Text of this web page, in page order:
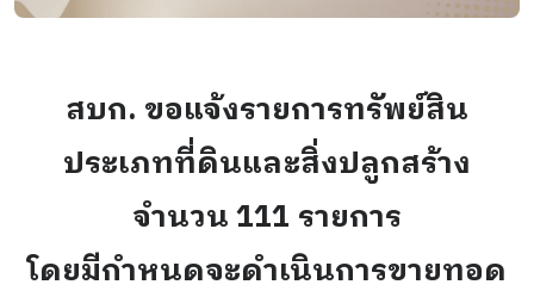
สบก. ขอแจ้งรายการทรัพย์สิน
ประเภทที่ดินและสิ่งปลูกสร้าง
จำนวน 111 รายการ
โดยมีกำหนดจะดำเนินการขายทอด